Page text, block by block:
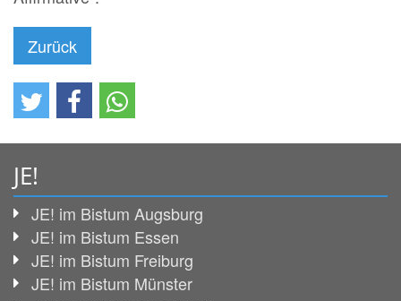
Zurück
JE!
JE! im Bistum Augsburg
JE! im Bistum Essen
JE! im Bistum Freiburg
JE! im Bistum Münster